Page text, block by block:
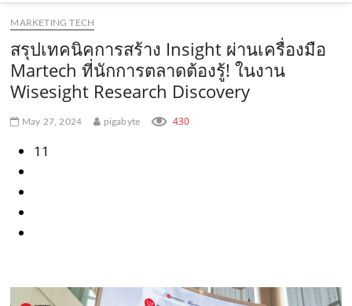
o
o
k
.
c
o
b
e
.
c
o
m g
a
m
.
k
c
o
m
MARKETING TECH
สรุปเทคนิคการสร้าง Insight ผ่านเครื่องมือ
Martech ที่นักการตลาดต้องรู้! ในงาน
Wisesight Research Discovery
May 27, 2024 pigabyte 430
11